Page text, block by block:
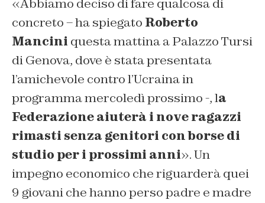
«Abbiamo deciso di fare qualcosa di
concreto – ha spiegato Roberto
Mancini questa mattina a Palazzo Tursi
di Genova, dove è stata presentata
l’amichevole contro l’Ucraina in
programma mercoledì prossimo -, la
Federazione aiuterà i nove ragazzi
rimasti senza genitori con borse di
studio per i prossimi anni». Un
impegno economico che riguarderà quei
9 giovani che hanno perso padre e madre